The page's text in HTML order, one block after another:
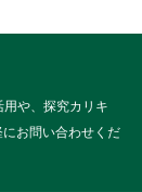
や、探究カリキ
お問い合わせくだ